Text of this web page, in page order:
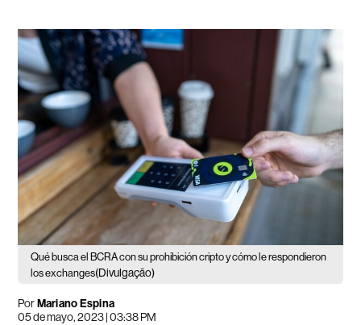
Qué busca el BCRA con su prohibición cripto y cómo le respondieron
los exchanges(Divulgação)
PorMariano Espina
05 de mayo, 2023 | 03:38 PM